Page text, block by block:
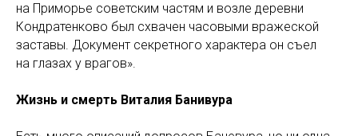
на Приморье советским частям и возле деревни
Кондратенково был схвачен часовыми вражеской
заставы. Документ секретного характера он съел
на глазах у врагов».
Жизнь и смерть Виталия Банивура